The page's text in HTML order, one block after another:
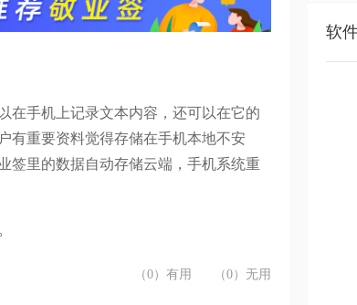
在手机上记录文本内容，还可以在它的
有重要资料觉得存储在手机本地不安
签里的数据自动存储云端，手机系统重
（0）有用 （0）无用
软